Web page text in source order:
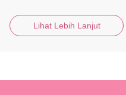
Lihat Lebih Lanjut